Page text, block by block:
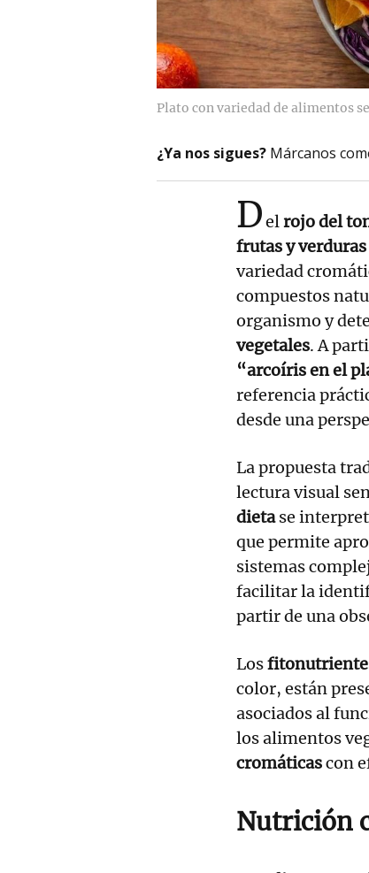
Plato con variedad de alimentos
¿Ya nos sigues? Márcanos
Delrojo del
frutas y verduras
variedad
compuestos
organismo y
vegetales. A
“arcoíris en el
referencia
desde una
La propuesta
lectura visual
dietase
que permite
sistemas
facilitar la
partir de una
Los
color, están
asociados al
los alimentos
cromáticascon
Nutrición